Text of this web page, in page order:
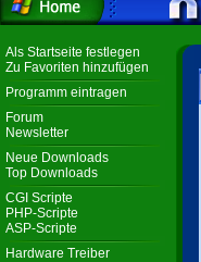
Als Startseite festlegen
Zu Favoriten hinzufügen
Programm eintragen
Forum
Newsletter
Neue Downloads
Top Downloads
CGI Scripte
PHP-Scripte
ASP-Scripte
Hardware Treiber